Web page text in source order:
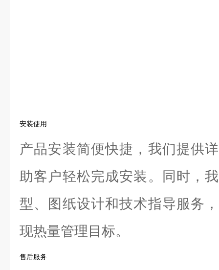
安装使用
产品安装简便快捷，我们提供
助客户轻松完成安装。同时，
型、图纸设计和技术指导服务
现热量管理目标。
售后服务